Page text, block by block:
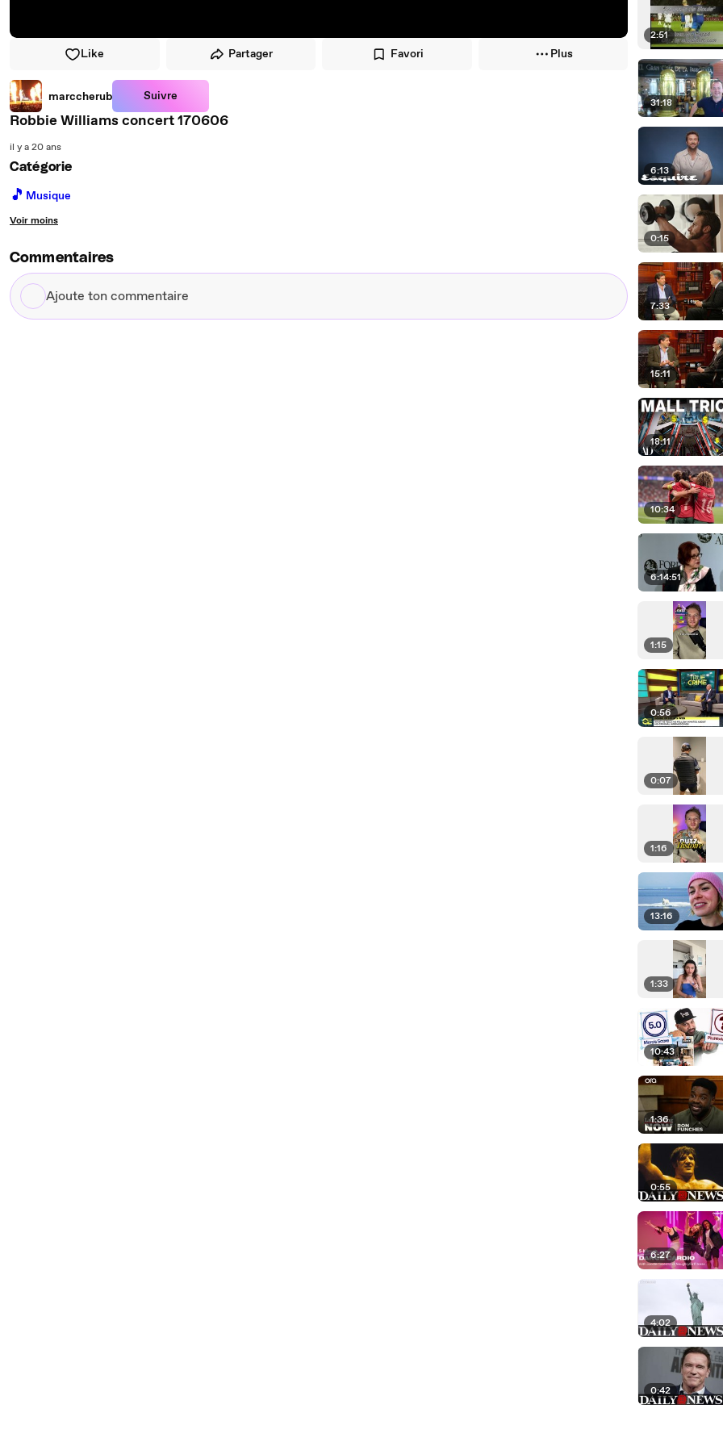
Like Partager Favori Plus
marccherub Suivre
Robbie Williams concert 170606
il y a 20 ans
Catégorie
🎵 Musique
Voir moins
Commentaires
Ajoute
ton
2:51
31:18
6:13
0:15
7:33
15:11
18:11
10:34
6:14:51
1:15
0:56
0:07
1:16
13:16
1:33
10:43
1:36
0:55
6:27
4:02
0:42